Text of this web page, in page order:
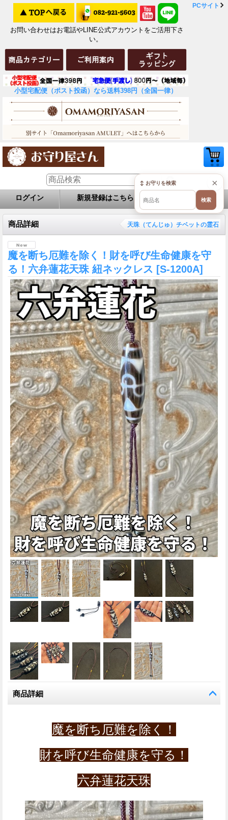
お問い合わせはお電話やLINE公式アカウントをご活用下さ
い。
小型宅配便（ポスト投函）なら送料398円（全国一律）
PCサイト
ログイン 新規登録はこちら お問い合せ
商品詳細 天珠（てんじゅ）チベットの霊石
魔を断ち厄難を除く！財を呼び生命健康を守
る！六弁蓮花天珠 紐ネックレス [S-1200A]
商品詳細
魔を断ち厄難を除く！
財を呼び生命健康を守る！
六弁蓮花天珠
×
↕ お守りを検索
検索